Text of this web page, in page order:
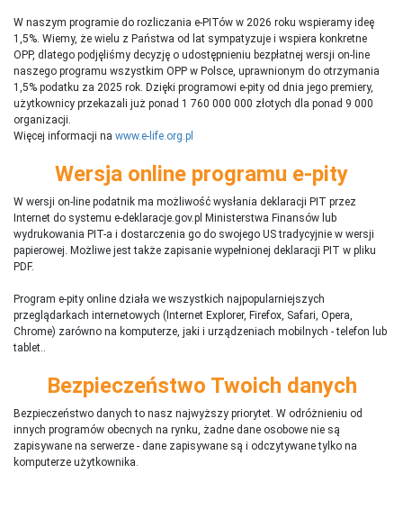
W naszym programie do rozliczania e-PITów w 2026 roku wspieramy ideę
1,5%. Wiemy, że wielu z Państwa od lat sympatyzuje i wspiera konkretne
OPP, dlatego podjęliśmy decyzję o udostępnieniu bezpłatnej wersji on-line
naszego programu wszystkim OPP w Polsce, uprawnionym do otrzymania
1,5% podatku za 2025 rok. Dzięki programowi e-pity od dnia jego premiery,
użytkownicy przekazali już ponad 1 760 000 000 złotych dla ponad 9 000
organizacji.
Więcej informacji na www.e-life.org.pl
Wersja online programu e-pity
W wersji on-line podatnik ma możliwość wysłania deklaracji PIT przez
Internet do systemu e-deklaracje.gov.pl Ministerstwa Finansów lub
wydrukowania PIT-a i dostarczenia go do swojego US tradycyjnie w wersji
papierowej. Możliwe jest także zapisanie wypełnionej deklaracji PIT w pliku
PDF.
Program e-pity online działa we wszystkich najpopularniejszych
przeglądarkach internetowych (Internet Explorer, Firefox, Safari, Opera,
Chrome) zarówno na komputerze, jaki i urządzeniach mobilnych - telefon lub
tablet..
Bezpieczeństwo Twoich danych
Bezpieczeństwo danych to nasz najwyższy priorytet. W odróżnieniu od
innych programów obecnych na rynku, żadne dane osobowe nie są
zapisywane na serwerze - dane zapisywane są i odczytywane tylko na
komputerze użytkownika.